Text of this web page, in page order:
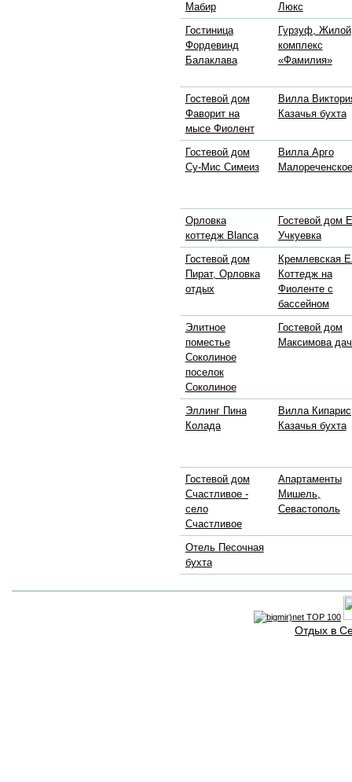
Мабир
Люкс
Гостиница
Фордевинд
Балаклава
Гурзуф, Жилой
комплекс
«Фамилия»
Гостевой дом
Фаворит на
мысе Фиолент
Вилла
Казачья бухта
Гостевой дом
Су-Мис Симеиз
Вилла Арго
Малореченское
Орловка
коттедж Blanca
Гостевой дом
Учкуевка
Гостевой дом
Пират, Орловка
отдых
Кремлевская
Коттедж на
Фиоленте с
бассейном
Элитное
поместье
Соколиное
поселок
Соколиное
Гостевой дом
Максимова
Эллинг Пина
Колада
Вилла
Казачья бухта
Гостевой дом
Счастливое -
село
Счастливое
Апартаменты
Мишель,
Севастополь
Отель Песочная
бухта
Отдых в